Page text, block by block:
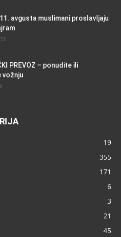
avgusta muslimani proslavljaju
PREVOZ – ponudite ili
vožnju
19
355
171
6
3
21
45